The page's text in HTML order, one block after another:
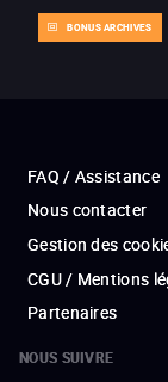
BONUS ARCHIVES
FAQ / Assistance
Nous contacter
Gestion des
CGU / Mentions
Partenaires
NOUS SUIVRE